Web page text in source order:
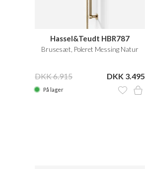
Hassel&Teudt HBR787
Brusesæt, Poleret Messing Natur
DKK 6.915 DKK 3.495
På lager